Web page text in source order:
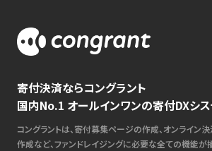
寄付決済ならコングラント
国内No.1 オールインワンの寄付DXシ
コングラントは、寄付募集ページの作成、オンライン
作成など、ファンドレイジングに必要な全ての機能が